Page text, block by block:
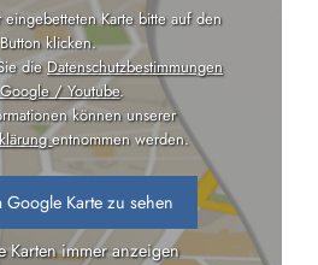
Karte bitte auf den
Button klicken.
dieDatenschutzbestimmungen
/ Youtube.
können unserer
entnommen werden.
Google Karte zu sehen
Karten immer anzeigen